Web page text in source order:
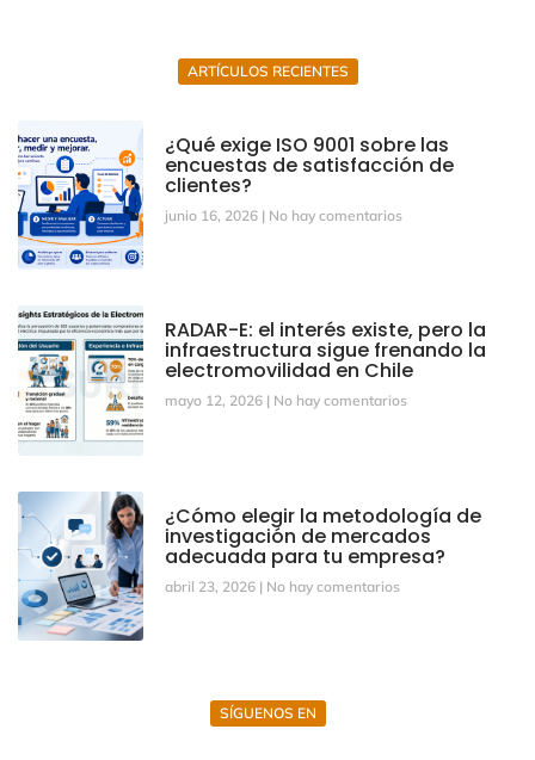
ARTÍCULOS RECIENTES
¿Qué exige ISO 9001 sobre las
encuestas de satisfacción de
clientes?
junio 16, 2026 No hay comentarios
RADAR-E: el interés existe, pero la
infraestructura sigue frenando la
electromovilidad en Chile
mayo 12, 2026 No hay comentarios
¿Cómo elegir la metodología de
investigación de mercados
adecuada para tu empresa?
abril 23, 2026 No hay comentarios
SÍGUENOS EN